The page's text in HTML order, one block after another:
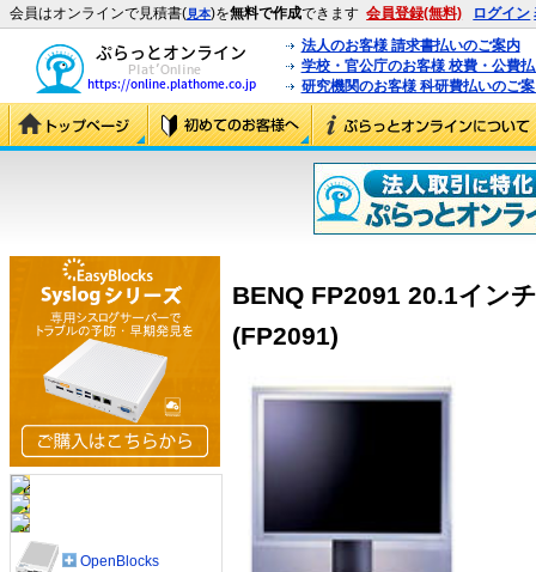
会員はオンラインで見積書(見本)を無料で作成できます 会員登録(無料) ログイン
法人のお客様 請求書払いのご案内
学校・官公庁のお客様 校費・公費
研究機関のお客様 科研費払いのご
BENQ FP2091 20.1イン
(FP2091)
OpenBlocks